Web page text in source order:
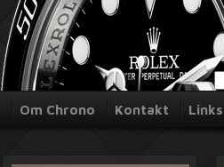
Om Chrono Kontakt Links